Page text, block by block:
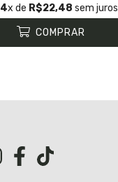
4x de R$22,48 sem juros
COMPRAR